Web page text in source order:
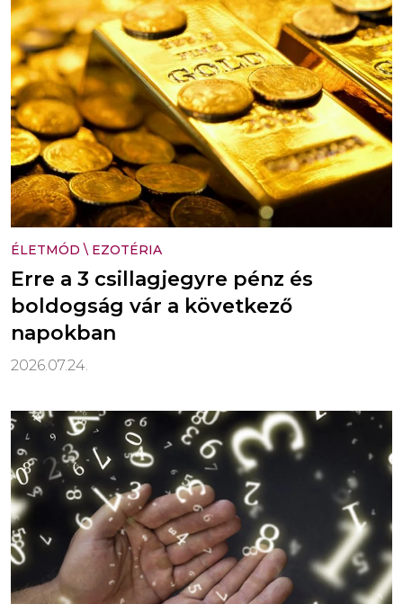
ÉLETMÓD \ EZOTÉRIA
Erre a 3 csillagjegyre pénz és
boldogság vár a következő
napokban
2026.07.24.